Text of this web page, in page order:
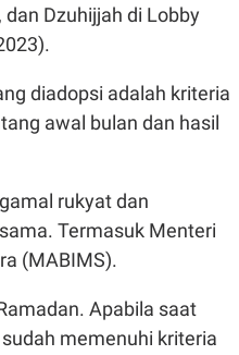
Dzuhijjah di Lobby
diadopsi adalah kriteria
awal bulan dan hasil
rukyat dan
Termasuk Menteri
(MABIMS).
Apabila saat
memenuhi kriteria